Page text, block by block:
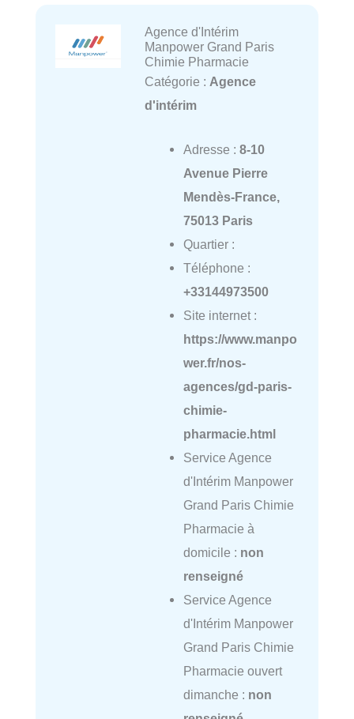
Agence d'Intérim
Manpower Grand Paris
Chimie Pharmacie
Catégorie : Agence
d'intérim
Adresse : 8-10
Avenue Pierre
Mendès-France,
75013 Paris
Quartier :
Téléphone :
+33144973500
Site internet :
https://www.manpo
wer.fr/nos-
agences/gd-paris-
chimie-
pharmacie.html
Service Agence
d'Intérim Manpower
Grand Paris Chimie
Pharmacie à
domicile : non
renseigné
Service Agence
d'Intérim Manpower
Grand Paris Chimie
Pharmacie ouvert
dimanche : non